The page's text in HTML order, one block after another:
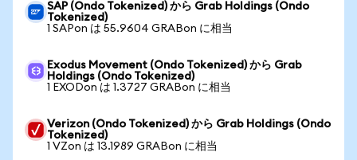
SAP (Ondo Tokenized) から Grab Holdings (Ondo
Tokenized)
1 SAPon は 55.9604 GRABon に相当
Exodus Movement (Ondo Tokenized) から Grab
Holdings (Ondo Tokenized)
1 EXODon は 1.3727 GRABon に相当
Verizon (Ondo Tokenized) から Grab Holdings (Ondo
Tokenized)
1 VZon は 13.1989 GRABon に相当